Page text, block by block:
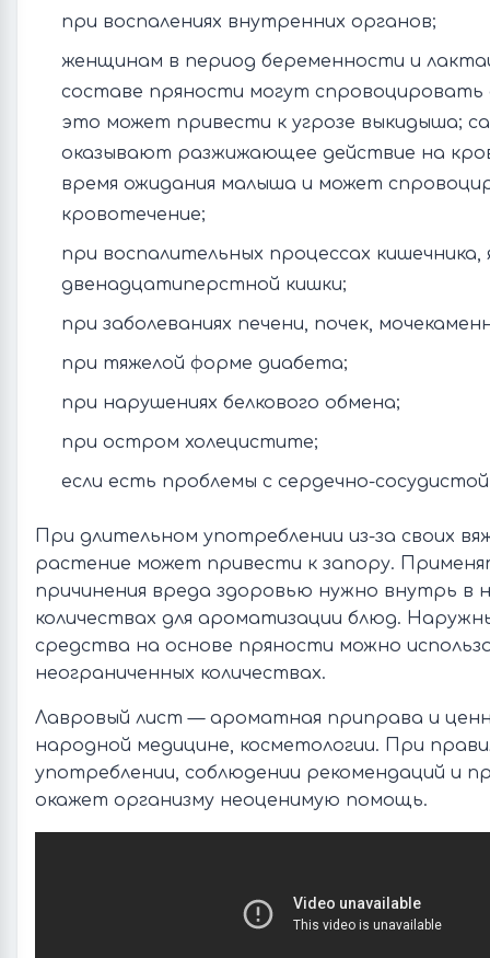
при воспалениях внутренних органов;
женщинам в период беременности и
составе пряности могут
это может привести к угрозе выкидыша;
оказывают разжижающее действие на
время ожидания малыша и может
кровотечение;
при воспалительных процессах кишечника,
двенадцатиперстной кишки;
при заболеваниях печени, почек,
при тяжелой форме диабета;
при нарушениях белкового обмена;
при остром холецистите;
если есть проблемы с сердечно-
При длительном употреблении из-за своих
растение может привести к запору.
причинения вреда здоровью нужно внутрь в
количествах для ароматизации блюд.
средства на основе пряности можно
неограниченных количествах.
Лавровый лист — ароматная приправа и
народной медицине, косметологии. При
употреблении, соблюдении рекомендаций и
окажет организму неоценимую помощь.